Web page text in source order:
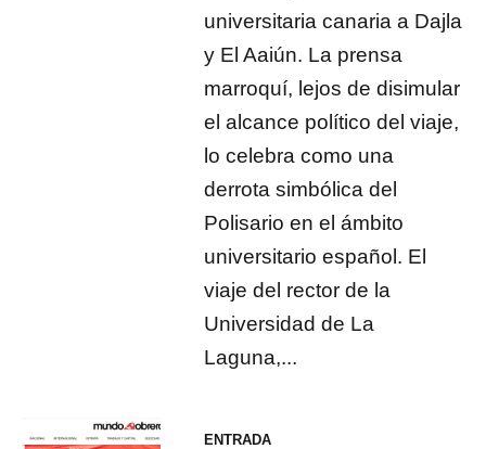
universitaria canaria a Dajla
y El Aaiún. La prensa
marroquí, lejos de disimular
el alcance político del viaje,
lo celebra como una
derrota simbólica del
Polisario en el ámbito
universitario español. El
viaje del rector de la
Universidad de La
Laguna,...
ENTRADA